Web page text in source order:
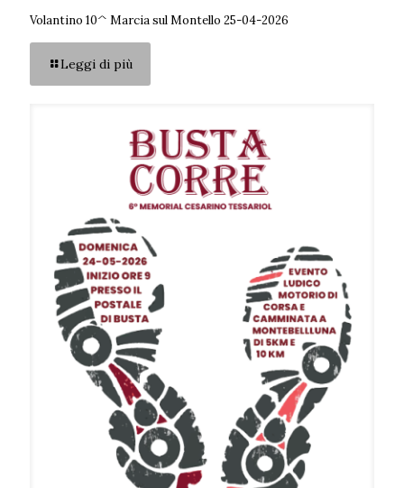
Volantino 10^ Marcia sul Montello 25-04-2026
Leggi di più